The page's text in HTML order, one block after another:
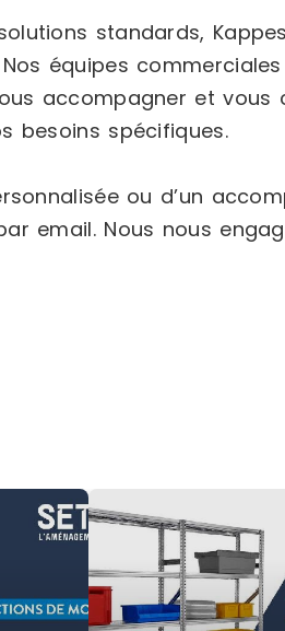
standards,
équipes
accompagner et vous
besoins spécifiques.
ou d’un
email. Nous nous